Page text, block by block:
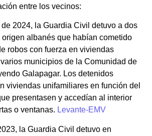
entre los vecinos:
2024, la Guardia Civil detuvo a dos
albanés que habían cometido
robos con fuerza en viviendas
municipios de la Comunidad de
Galapagar. Los detenidos
viviendas unifamiliares en función del
presentasen y accedían al interior
o ventanas. Levante-EMV
la Guardia Civil detuvo en